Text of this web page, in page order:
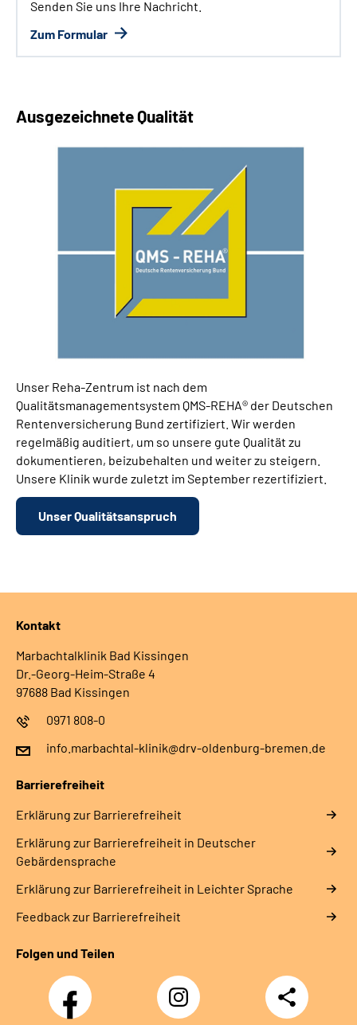
Senden Sie uns Ihre Nachricht.
Zum Formular
Ausgezeichnete Qualität
Unser Reha-Zentrum ist nach dem
Qualitätsmanagementsystem QMS-REHA® der Deutschen
Rentenversicherung Bund zertifiziert. Wir werden
regelmäßig auditiert, um so unsere gute Qualität zu
dokumentieren, beizubehalten und weiter zu steigern.
Unsere Klinik wurde zuletzt im September rezertifiziert.
Unser Qualitätsanspruch
Kontakt
Marbachtalklinik Bad Kissingen
Dr.-Georg-Heim-Straße 4
97688 Bad Kissingen
0971 808-0
info.marbachtal-klinik@drv-oldenburg-bremen.de
Barrierefreiheit
Erklärung zur Barrierefreiheit
Erklärung zur Barrierefreiheit in Deutscher
Gebärdensprache
Erklärung zur Barrierefreiheit in Leichter Sprache
Feedback zur Barrierefreiheit
Folgen und Teilen
Facebook Instagram
Teilen